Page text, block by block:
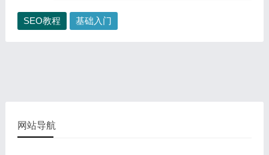
SEO教程 基础入门
网站导航